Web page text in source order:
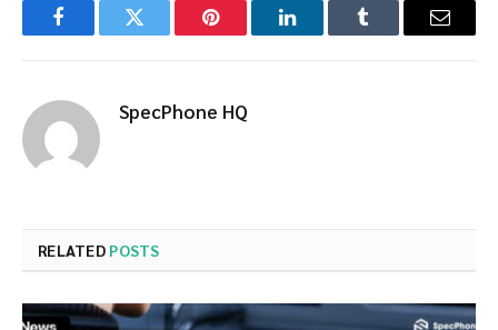
FacebookTwitter Pinterest LinkedInTumblr Email
SpecPhone HQ
RELATED POSTS